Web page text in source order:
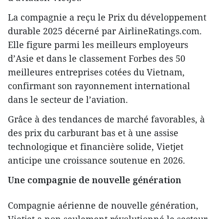
La compagnie a reçu le Prix du développement
durable 2025 décerné par AirlineRatings.com.
Elle figure parmi les meilleurs employeurs
d’Asie et dans le classement Forbes des 50
meilleures entreprises cotées du Vietnam,
confirmant son rayonnement international
dans le secteur de l’aviation.
Grâce à des tendances de marché favorables, à
des prix du carburant bas et à une assise
technologique et financière solide, Vietjet
anticipe une croissance soutenue en 2026.
Une compagnie de nouvelle génération
Compagnie aérienne de nouvelle génération,